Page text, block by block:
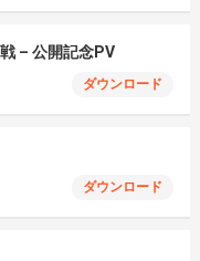
– 公開記念PV
ダウンロード
ダウンロード